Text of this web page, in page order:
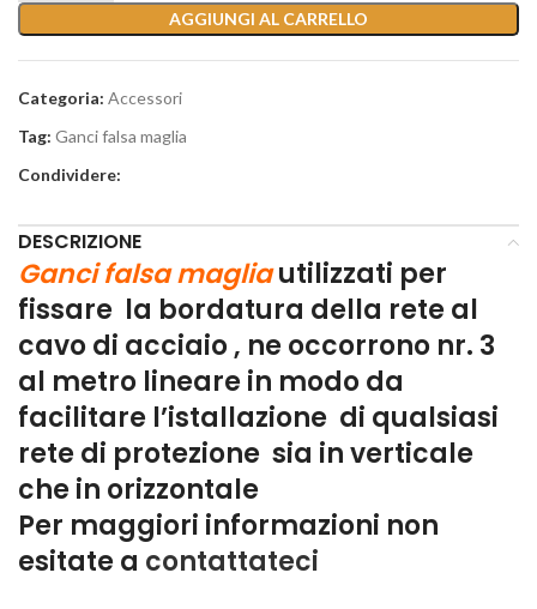
AGGIUNGI AL CARRELLO
Categoria: Accessori
Tag: Ganci falsa maglia
Condividere:
DESCRIZIONE
Ganci falsa magliautilizzati per
fissare la bordatura della rete al
cavo di acciaio , ne occorrono nr. 3
al metro lineare in modo da
facilitare l’istallazione di qualsiasi
rete di protezione sia in verticale
che in orizzontale
Per maggiori informazioni non
esitate a contattateci